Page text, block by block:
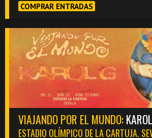
COMPRAR ENTRADAS
VIAJANDO POR EL MUNDO:
ESTADIO OLÍMPICO DE LA CARTUJA.